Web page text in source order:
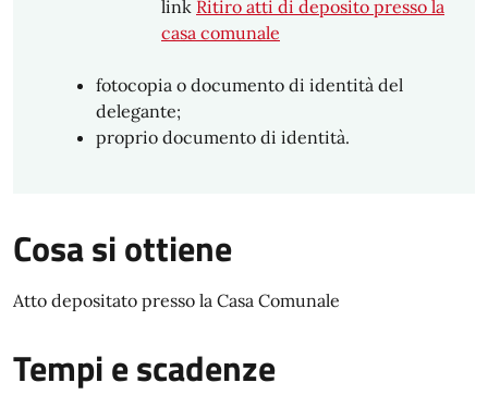
link Ritiro atti di deposito presso la
casa comunale
fotocopia o documento di identità del
delegante;
proprio documento di identità.
Cosa si ottiene
Atto depositato presso la Casa Comunale
Tempi e scadenze